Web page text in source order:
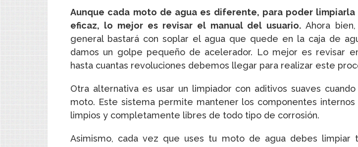
Aunque cada moto de agua es diferente, para poder limpiarla
eficaz, lo mejor es revisar el manual del usuario.Ahora
general bastará con soplar el agua que quede en la caja de
damos un golpe pequeño de acelerador. Lo mejor es revisar
hasta cuantas revoluciones debemos llegar para realizar este
Otra alternativa es usar un limpiador con aditivos suaves
moto. Este sistema permite mantener los componentes
limpios y completamente libres de todo tipo de corrosión.
Asimismo, cada vez que uses tu moto de agua debes limpiar